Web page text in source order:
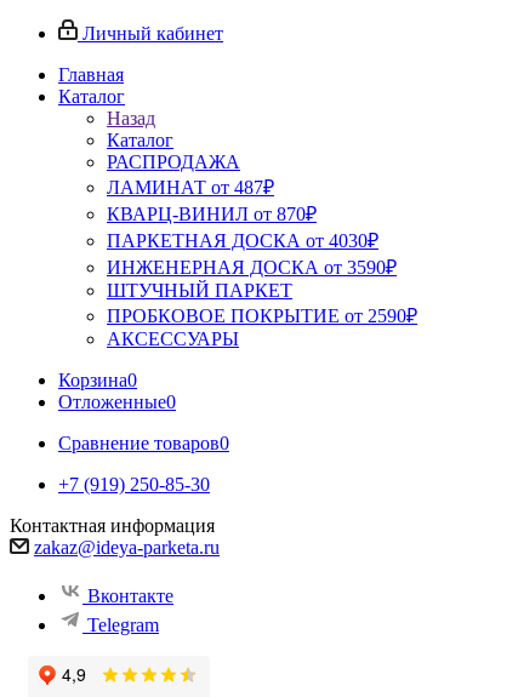
Личный кабинет
Главная
Каталог
Назад
Каталог
РАСПРОДАЖА
ЛАМИНАТ от 487₽
КВАРЦ-ВИНИЛ от 870₽
ПАРКЕТНАЯ ДОСКА от 4030₽
ИНЖЕНЕРНАЯ ДОСКА от 3590₽
ШТУЧНЫЙ ПАРКЕТ
ПРОБКОВОЕ ПОКРЫТИЕ от 2590₽
АКСЕССУАРЫ
Корзина0
Отложенные0
Сравнение товаров0
+7 (919) 250-85-30
Контактная информация
zakaz@ideya-parketa.ru
Вконтакте
Telegram